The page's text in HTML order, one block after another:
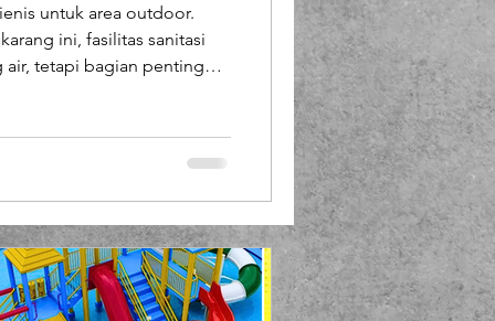
Booth Fiberglass
untuk area outdoor.
ini, fasilitas sanitasi
air, tetapi bagian penting
area proyek konstruksi ,
rekreasi seperti waterpark
portable fiberglass dari